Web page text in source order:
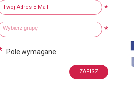
adres e-mail
*
grupy tematyczne *
Wpisz wyszukiwaną fraze
Pole wymagane